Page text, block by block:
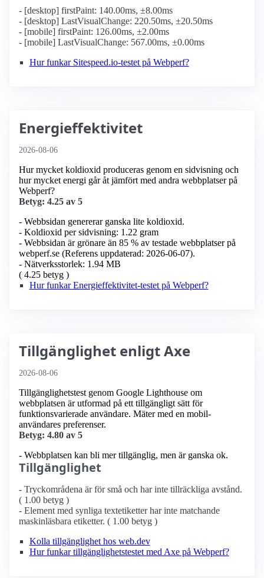
- [desktop] firstPaint: 140.00ms, ±8.00ms
- [desktop] LastVisualChange: 220.50ms, ±20.50ms
- [mobile] firstPaint: 126.00ms, ±2.00ms
- [mobile] LastVisualChange: 567.00ms, ±0.00ms
Hur funkar Sitespeed.io-testet på Webperf?
Energieffektivitet
2026-08-06
Hur mycket koldioxid produceras genom en sidvisning och
hur mycket energi går åt jämfört med andra webbplatser på
Webperf?
Betyg: 4.25 av 5
- Webbsidan genererar ganska lite koldioxid.
- Koldioxid per sidvisning: 1.22 gram
- Webbsidan är grönare än 85 % av testade webbplatser på
webperf.se (Referens uppdaterad: 2026-06-07).
- Nätverksstorlek: 1.94 MB
( 4.25 betyg )
Hur funkar Energieffektivitet-testet på Webperf?
Tillgänglighet enligt Axe
2026-08-06
Tillgänglighetstest genom Google Lighthouse om
webbplatsen är utformad på ett tillgängligt sätt för
funktionsvarierade användare. Mäter med en mobil­
användares preferenser.
Betyg: 4.80 av 5
- Webbplatsen kan bli mer tillgänglig, men är ganska ok.
Tillgänglighet
- Tryckområdena är för små och har inte tillräckliga avstånd.
( 1.00 betyg )
- Element med synliga textetiketter har inte matchande
maskinläsbara etiketter. ( 1.00 betyg )
Kolla tillgänglighet hos web.dev
Hur funkar tillgänglighetstestet med Axe på Webperf?